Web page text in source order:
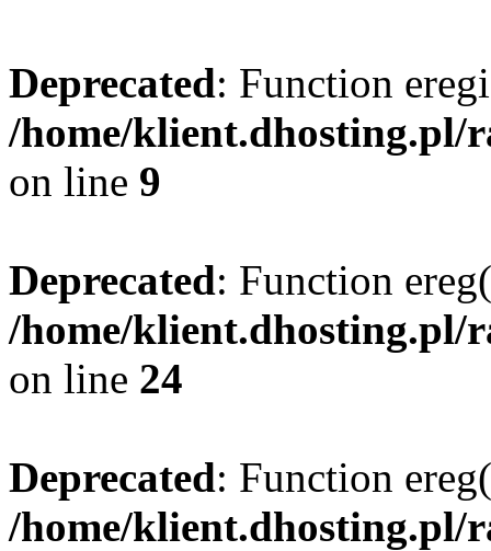
Deprecated: Function
/home/klient.dhosting.pl/
on line 9
Deprecated: Function
/home/klient.dhosting.pl/
on line 24
Deprecated: Function
/home/klient.dhosting.pl/